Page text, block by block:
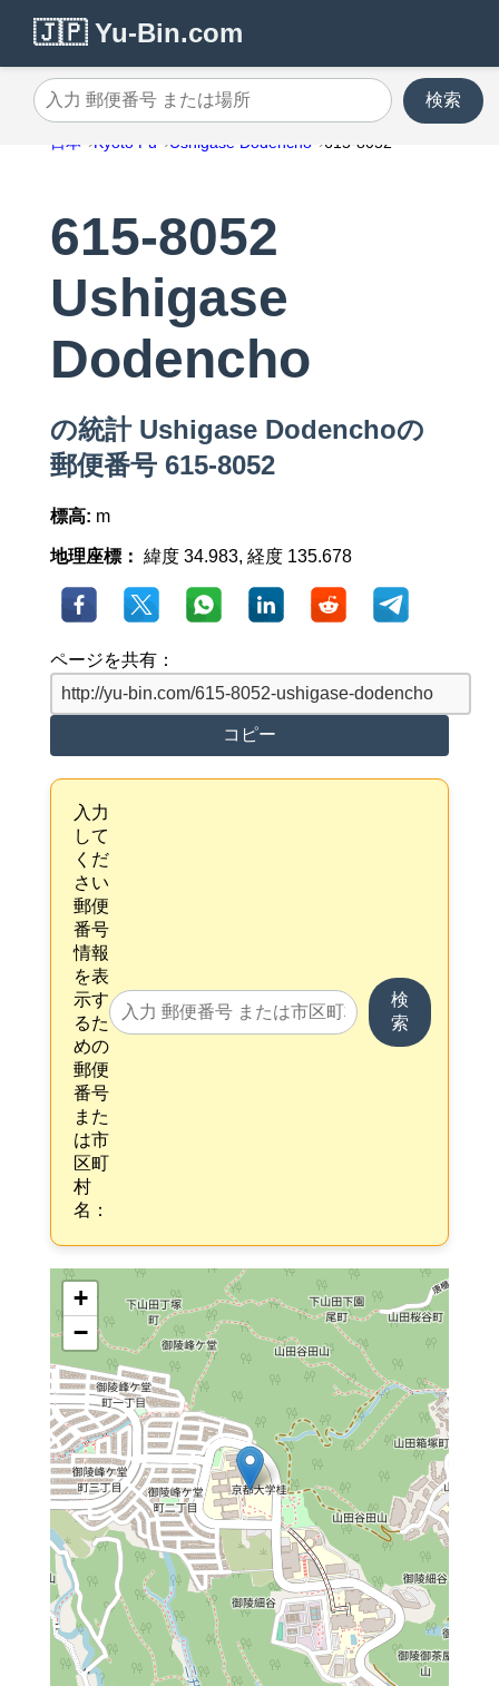
🇯🇵 Yu-Bin.com
入力 郵便番号 または場所
検索
日本 Kyoto Fu Ushigase Dodencho 615-8052
615-8052
Ushigase
Dodencho
の統計 Ushigase Dodenchoの
郵便番号 615-8052
標高: m
地理座標： 緯度 34.983, 経度 135.678
ページを共有：
コピー
入力
して
くだ
さい
郵便
番号
情報
を表
示す
るた
めの
郵便
番号
また
は市
区町
村
名：
検
索
+
−